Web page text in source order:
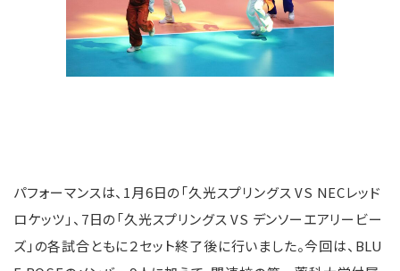
パフォーマンスは、1月6日の「久光スプリングス VS NECレッド
ロケッツ」、7日の「久光スプリングス VS デンソーエアリービー
ズ」の各試合ともに２セット終了後に行いました。今回は、BLU